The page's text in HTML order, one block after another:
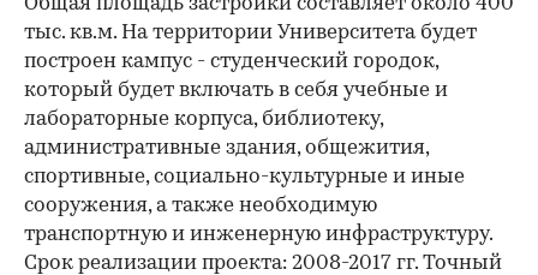
Общая площадь застройки составляет около 400
тыс. кв.м. На территории Университета будет
построен кампус - студенческий городок,
который будет включать в себя учебные и
лабораторные корпуса, библиотеку,
административные здания, общежития,
спортивные, социально-культурные и иные
сооружения, а также необходимую
транспортную и инженерную инфраструктуру.
Срок реализации проекта: 2008-2017 гг. Точный